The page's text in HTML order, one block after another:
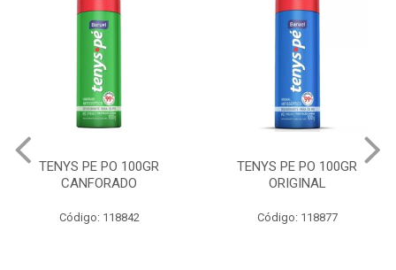
TENYS PE PO 100GR
CANFORADO
Código: 118842
TENYS PE PO 100GR
ORIGINAL
Código: 118877